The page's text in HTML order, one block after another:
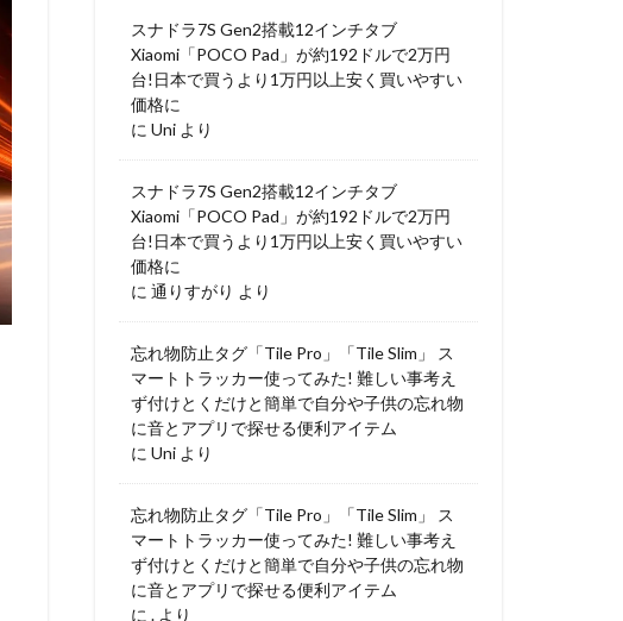
スナドラ7S Gen2搭載12インチタブ
Xiaomi「POCO Pad」が約192ドルで2万円
台!日本で買うより1万円以上安く買いやすい
価格に
に Uni より
スナドラ7S Gen2搭載12インチタブ
Xiaomi「POCO Pad」が約192ドルで2万円
台!日本で買うより1万円以上安く買いやすい
価格に
に 通りすがり より
忘れ物防止タグ「Tile Pro」「Tile Slim」 ス
マートトラッカー使ってみた! 難しい事考え
ず付けとくだけと簡単で自分や子供の忘れ物
に音とアプリで探せる便利アイテム
に Uni より
忘れ物防止タグ「Tile Pro」「Tile Slim」 ス
マートトラッカー使ってみた! 難しい事考え
ず付けとくだけと簡単で自分や子供の忘れ物
に音とアプリで探せる便利アイテム
に . より